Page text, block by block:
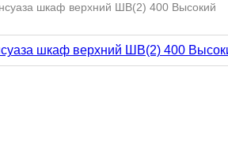
шкаф верхний ШВ(2) 400 Высокий